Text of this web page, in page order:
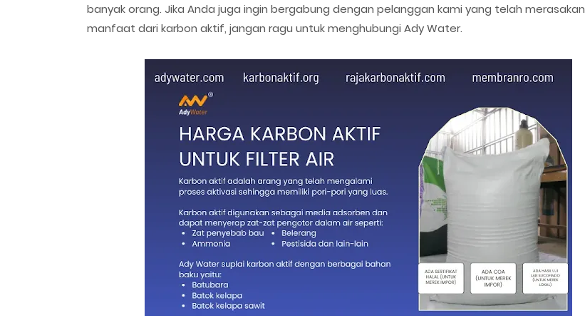
banyak orang. Jika Anda juga ingin bergabung dengan pelanggan kami yang telah merasakan
manfaat dari karbon aktif, jangan ragu untuk menghubungi Ady Water.